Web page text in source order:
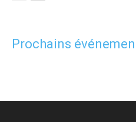
Prochains